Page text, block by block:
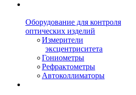
Оборудование для контроля
оптических изделий
Измерители
эксцентриситета
Гониометры
Рефрактометры
Автоколлиматоры